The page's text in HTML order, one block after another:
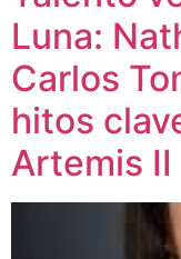
Luna:
Carlos
hitos
Artemis II